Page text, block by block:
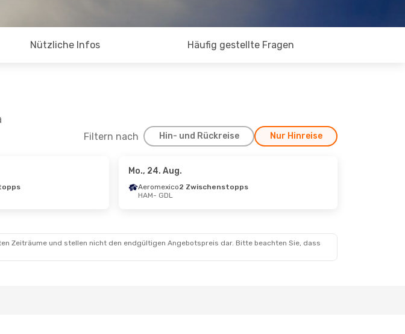
Nützliche Infos Häufig gestellte Fragen
Filtern nach Hin- und Rückreise Nur Hinreise
Mo., 24. Aug.
Aeromexico2 Zwischenstopps
HAM- GDL
Zeiträume und stellen nicht den endgültigen Angebotspreis dar. Bitte beachten Sie, dass